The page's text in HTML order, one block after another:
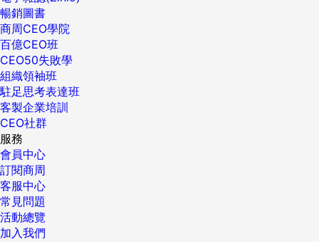
暢銷圖書
商周CEO學院
百億CEO班
CEO50失敗學
組織領袖班
駐足思考表達班
客製企業培訓
CEO社群
服務
會員中心
訂閱商周
客服中心
常見問題
活動總覽
加入我們